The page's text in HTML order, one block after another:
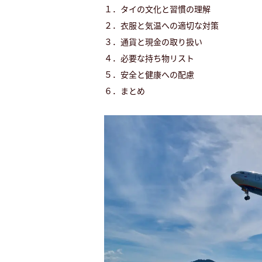
１．タイの文化と習慣の理解
２．衣服と気温への適切な対策
３．通貨と現金の取り扱い
４．必要な持ち物リスト
５．安全と健康への配慮
６．まとめ